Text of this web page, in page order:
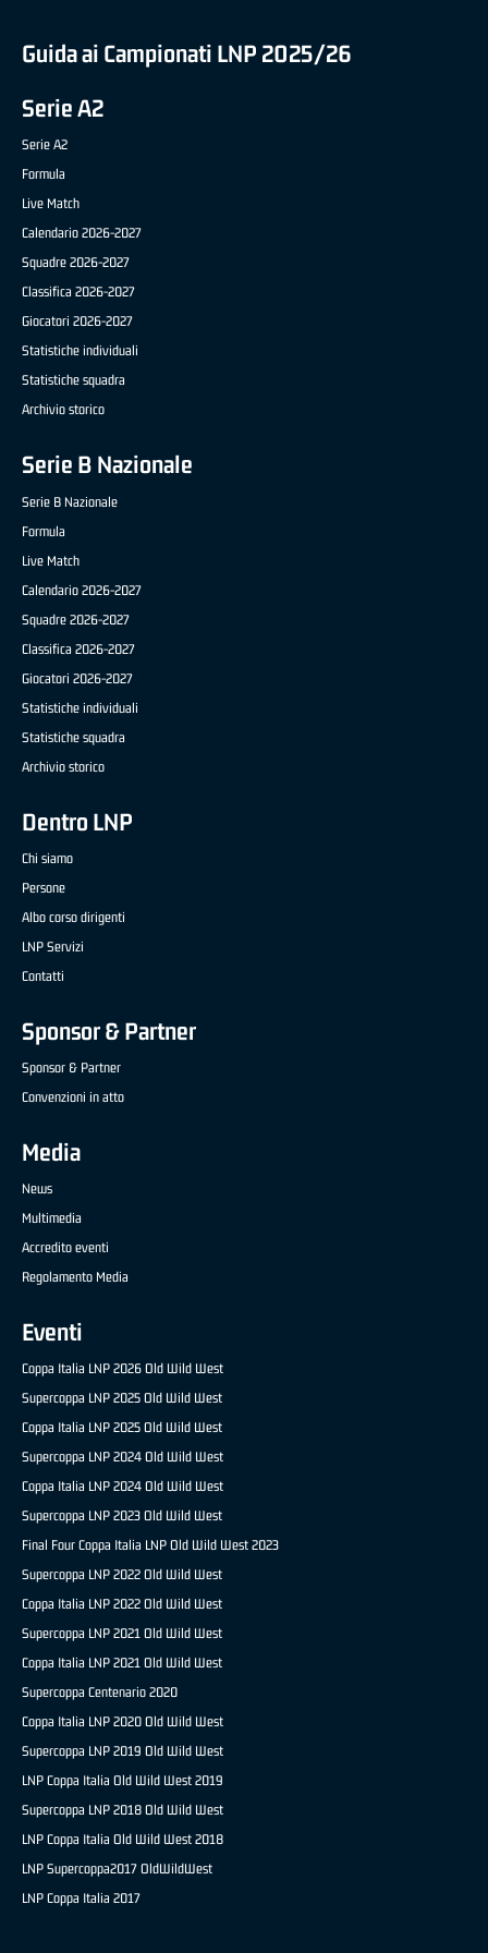
Guida ai Campionati LNP 2025/26
Serie A2
Serie A2
Formula
Live Match
Calendario 2026-2027
Squadre 2026-2027
Classifica 2026-2027
Giocatori 2026-2027
Statistiche individuali
Statistiche squadra
Archivio storico
Serie B Nazionale
Serie B Nazionale
Formula
Live Match
Calendario 2026-2027
Squadre 2026-2027
Classifica 2026-2027
Giocatori 2026-2027
Statistiche individuali
Statistiche squadra
Archivio storico
Dentro LNP
Chi siamo
Persone
Albo corso dirigenti
LNP Servizi
Contatti
Sponsor & Partner
Sponsor & Partner
Convenzioni in atto
Media
News
Multimedia
Accredito eventi
Regolamento Media
Eventi
Coppa Italia LNP 2026 Old Wild West
Supercoppa LNP 2025 Old Wild West
Coppa Italia LNP 2025 Old Wild West
Supercoppa LNP 2024 Old Wild West
Coppa Italia LNP 2024 Old Wild West
Supercoppa LNP 2023 Old Wild West
Final Four Coppa Italia LNP Old Wild West 2023
Supercoppa LNP 2022 Old Wild West
Coppa Italia LNP 2022 Old Wild West
Supercoppa LNP 2021 Old Wild West
Coppa Italia LNP 2021 Old Wild West
Supercoppa Centenario 2020
Coppa Italia LNP 2020 Old Wild West
Supercoppa LNP 2019 Old Wild West
LNP Coppa Italia Old Wild West 2019
Supercoppa LNP 2018 Old Wild West
LNP Coppa Italia Old Wild West 2018
LNP Supercoppa2017 OldWildWest
LNP Coppa Italia 2017